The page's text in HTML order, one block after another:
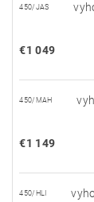
450/JAS
€1 049
450/MAH
€1 149
450/HLI